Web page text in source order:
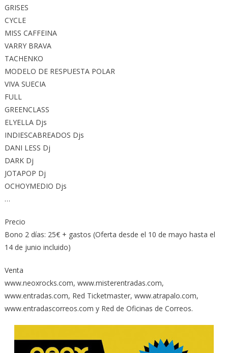
GRISES
CYCLE
MISS CAFFEINA
VARRY BRAVA
TACHENKO
MODELO DE RESPUESTA POLAR
VIVA SUECIA
FULL
GREENCLASS
ELYELLA Djs
INDIESCABREADOS Djs
DANI LESS Dj
DARK Dj
JOTAPOP Dj
OCHOYMEDIO Djs
…
Precio
Bono 2 días: 25€ + gastos (Oferta desde el 10 de mayo hasta el
14 de junio incluido)
Venta
www.neoxrocks.com, www.misterentradas.com,
www.entradas.com, Red Ticketmaster, www.atrapalo.com,
www.entradascorreos.com y Red de Oficinas de Correos.